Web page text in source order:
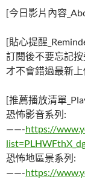
[今日影片內容
[貼心提醒
訂閱後不要忘記
才不會錯過最新
[推薦播放清單
恐怖影音系列:
——-https://
恐怖地區景系列:
——-https://